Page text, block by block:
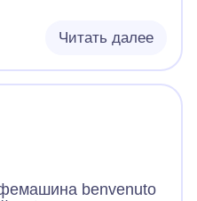
Читать далее
benvenuto